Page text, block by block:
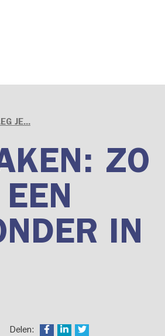
JE...
ZO
IN
Delen: